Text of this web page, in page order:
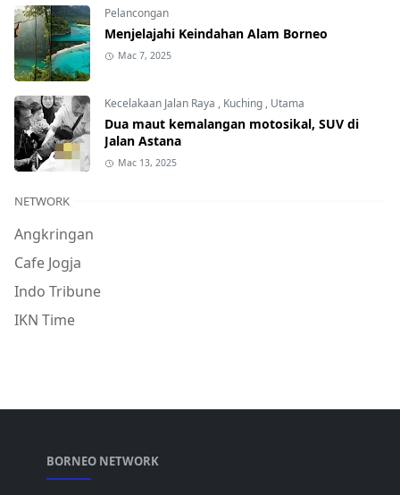
Pelancongan
Menjelajahi Keindahan Alam Borneo
Mac 7, 2025
Kecelakaan Jalan Raya , Kuching, Utama
Dua maut kemalangan motosikal, SUV di
Jalan Astana
Mac 13, 2025
NETWORK
Angkringan
Cafe Jogja
Indo Tribune
IKN Time
BORNEO NETWORK